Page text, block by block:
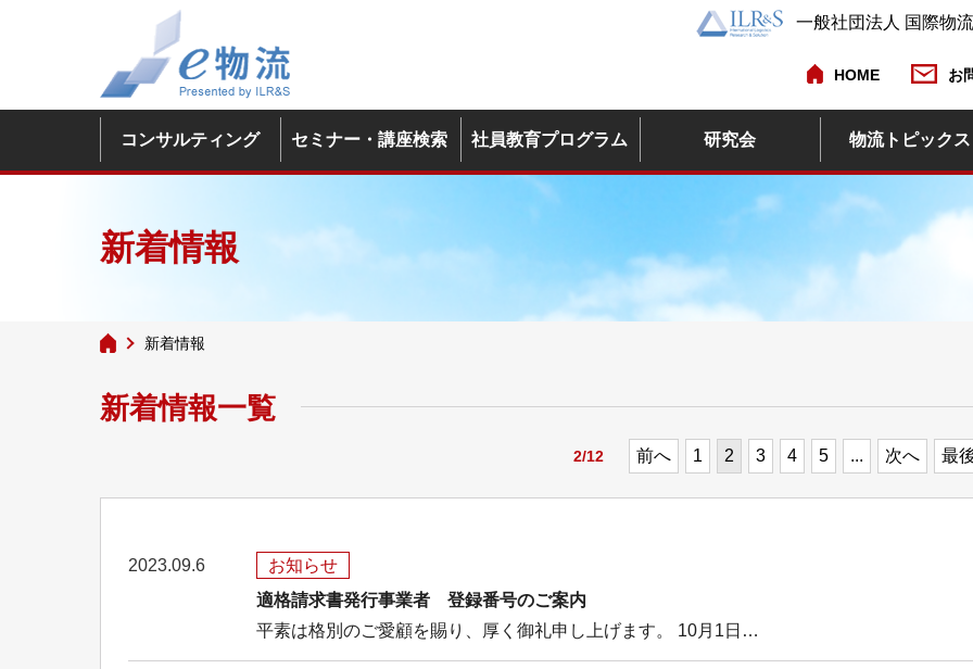
一般社団法人 国際物
HOME お
コンサルティング セミナー・講座検索 社員教育プログラム 研究会 物流トピックス
新着情報
新着情報
新着情報一覧
2/12 前へ 1 2 3 4 5 ... 次へ 最
2023.09.6
お知らせ
適格請求書発行事業者 登録番号のご案内
平素は格別のご愛顧を賜り、厚く御礼申し上げます。 10月1日…